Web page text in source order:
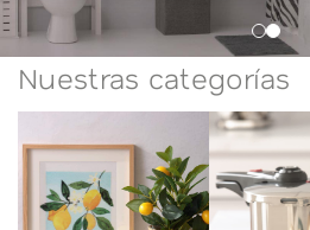
Nuestras categorías